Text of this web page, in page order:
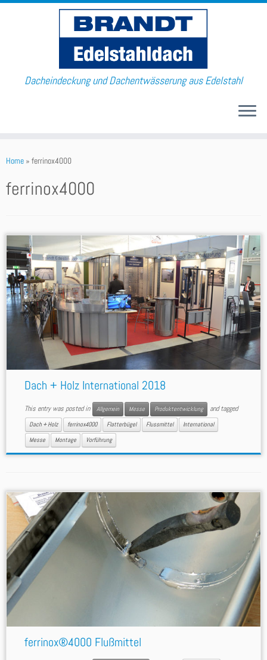
Dacheindeckung und Dachentwässerung aus Edelstahl
Home » ferrinox4000
ferrinox4000
Dach + Holz International 2018
This entry was posted in Allgemein Messe Produktentwicklung and tagged
Dach + Holz ferrinox4000 Flatterbügel Flussmittel
International
Messe
Montage Vorführung
ferrinox®4000 Flußmittel